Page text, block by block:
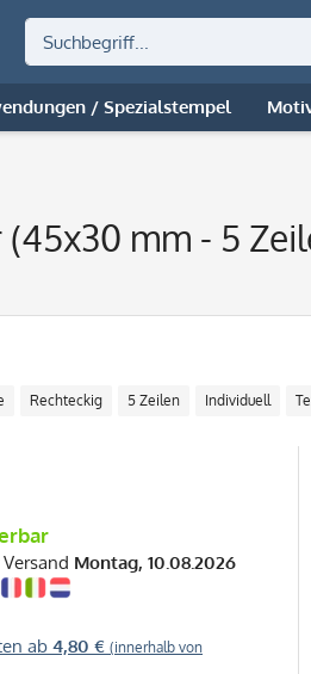
/ Spezialstempel
mm - 5
Rechteckig 5 Zeilen Individuell
Montag, 10.08.2026
ab 4,80 € (innerhalb von